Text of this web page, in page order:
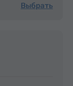
Выбрать